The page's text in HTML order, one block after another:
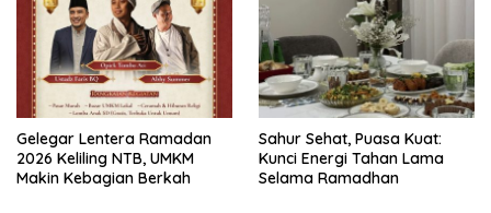
Gelegar Lentera Ramadan
2026 Keliling NTB, UMKM
Makin Kebagian Berkah
Sahur Sehat, Puasa Kuat:
Kunci Energi Tahan Lama
Selama Ramadhan